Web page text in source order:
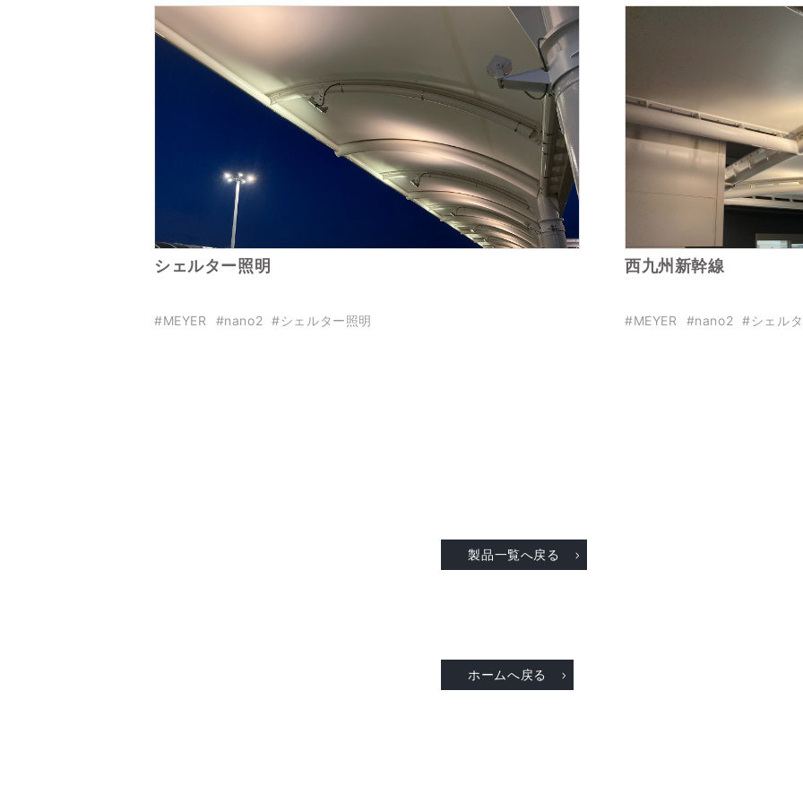
シェルター照明
#MEYER #nano2 #シェルター照明
西九州新幹線
#MEYER #nano2 #シェル
製品一覧へ戻る
ホームへ戻る